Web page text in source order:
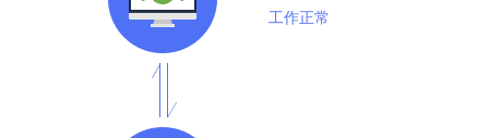
工作正常